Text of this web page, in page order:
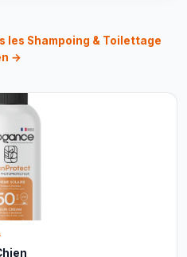
les Shampoing & Toilettage
→